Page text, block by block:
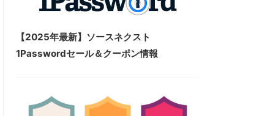
【2025年最新】ソースネクスト
1Passwordセール＆クーポン情報